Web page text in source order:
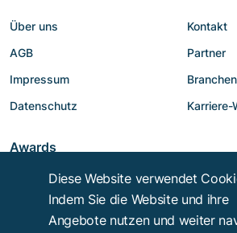
Über uns
AGB
Impressum
Datenschutz
Kontakt
Partner
Karriere-
Awards
Diese Website verwendet
Indem Sie die Website und ihre
Angebote nutzen und weiter